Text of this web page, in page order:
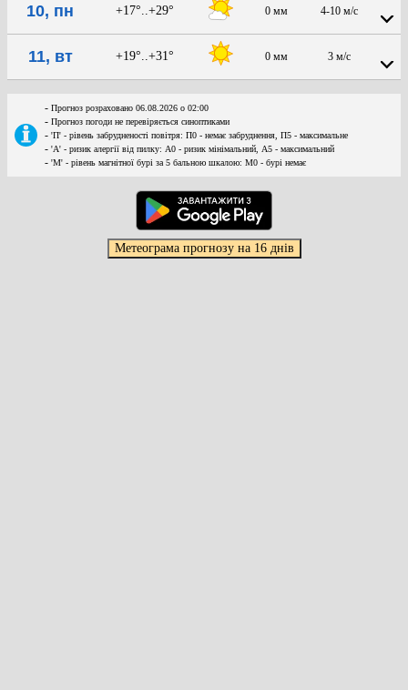
10, пн +17°..+29° 0 мм 4-10 м/с
11, вт +19°..+31° 0 мм 3 м/с
- Прогноз розраховано 06.08.2026 о 02:00
- Прогноз погоди не перевіряється синоптиками
- 'П' - рівень забрудненості повітря: П0 - немає забруднення, П5 - максимальне
- 'А' - ризик алергії від пилку: А0 - ризик мінімальний, А5 - максимальний
- 'М' - рівень магнітної бурі за 5 бальною шкалою: M0 - бурі немає